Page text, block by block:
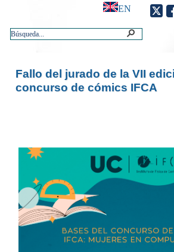
EN
Fallo del jurado de la VII
concurso de cómics IFCA